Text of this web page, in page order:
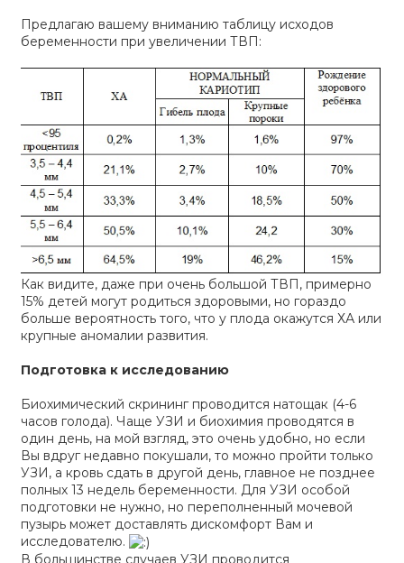
Предлагаю вашему вниманию таблицу исходов
беременности при увеличении ТВП:
Как видите, даже при очень большой ТВП, примерно
15% детей могут родиться здоровыми, но гораздо
больше вероятность того, что у плода окажутся ХА или
крупные аномалии развития.
Подготовка к исследованию
Биохимический скрининг проводится натощак (4-6
часов голода). Чаще УЗИ и биохимия проводятся в
один день, на мой взгляд, это очень удобно, но если
Вы вдруг недавно покушали, то можно пройти только
УЗИ, а кровь сдать в другой день, главное не позднее
полных 13 недель беременности. Для УЗИ особой
подготовки не нужно, но переполненный мочевой
пузырь может доставлять дискомфорт Вам и
исследователю.
В большинстве случаев УЗИ проводится